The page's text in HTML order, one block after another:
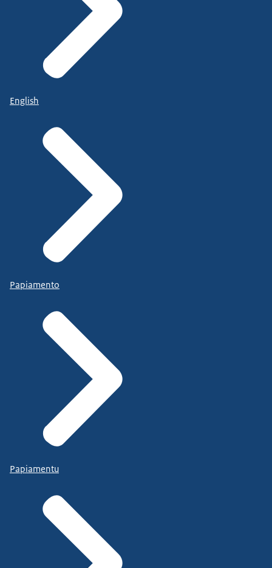
English
Papiamento
Papiamentu